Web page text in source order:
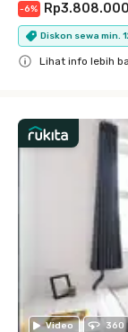
-6% Rp3.808.000
Diskon sewa min.
Lihat info lebih
Video 360